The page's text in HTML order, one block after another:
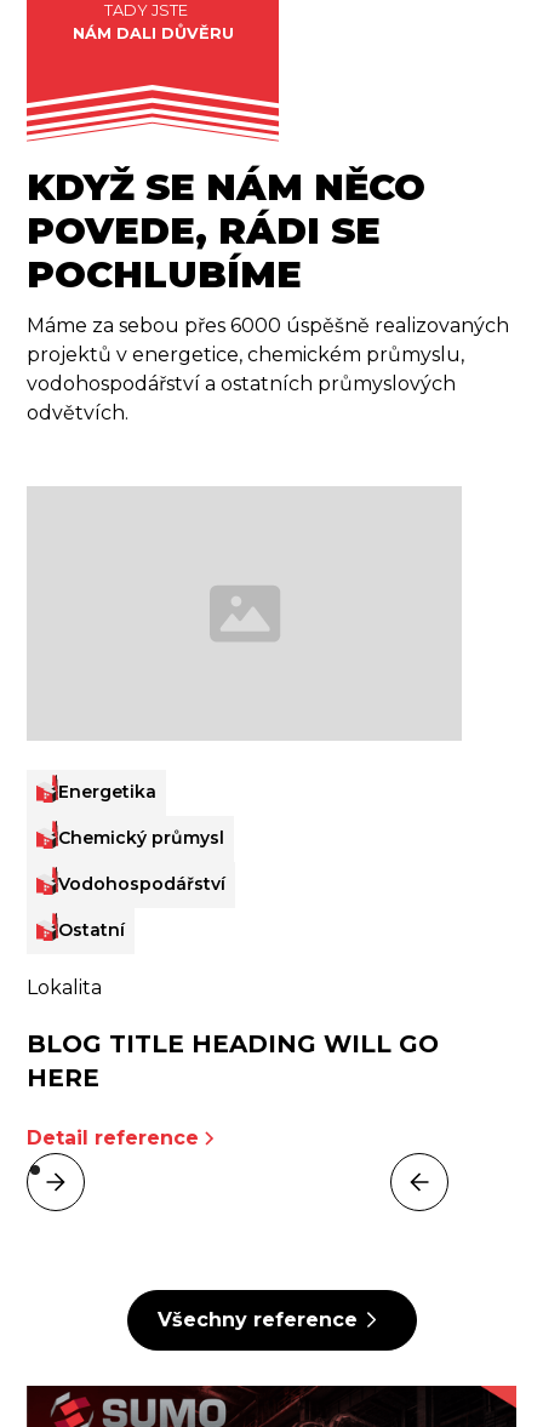
TADY JSTE
NÁM DALI DŮVĚRU
KDYŽ SE NÁM NĚCO
POVEDE, RÁDI SE
POCHLUBÍME
Máme za sebou přes 6000 úspěšně realizovaných
projektů v energetice, chemickém průmyslu,
vodohospodářství a ostatních průmyslových
odvětvích.
Energetika
Chemický průmysl
Vodohospodářství
Ostatní
Lokalita
BLOG TITLE HEADING WILL GO
HERE
Detail reference
Všechny reference